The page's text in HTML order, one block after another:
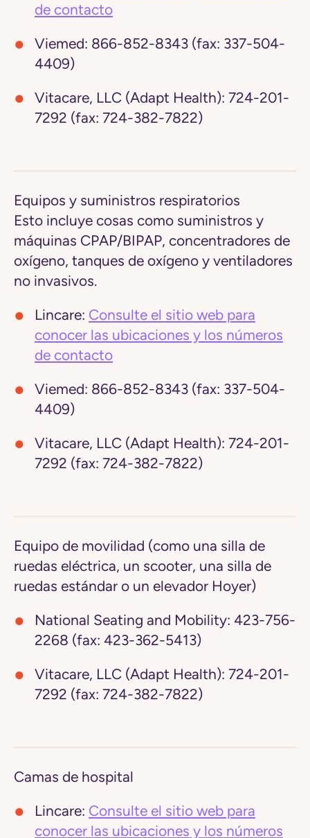
de contacto
Viemed: 866-852-8343 (fax: 337-504-
4409)
Vitacare, LLC (Adapt Health): 724-201-
7292 (fax: 724-382-7822)
Equipos y suministros respiratorios
Esto incluye cosas como suministros y
máquinas CPAP/BIPAP, concentradores de
oxígeno, tanques de oxígeno y ventiladores
no invasivos.
Lincare: Consulte el sitio web para
conocer las ubicaciones y los números
de contacto
Viemed: 866-852-8343 (fax: 337-504-
4409)
Vitacare, LLC (Adapt Health): 724-201-
7292 (fax: 724-382-7822)
Equipo de movilidad (como una silla de
ruedas eléctrica, un scooter, una silla de
ruedas estándar o un elevador Hoyer)
National Seating and Mobility: 423-756-
2268 (fax: 423-362-5413)
Vitacare, LLC (Adapt Health): 724-201-
7292 (fax: 724-382-7822)
Camas de hospital
Lincare: Consulte el sitio web para
conocer las ubicaciones y los números